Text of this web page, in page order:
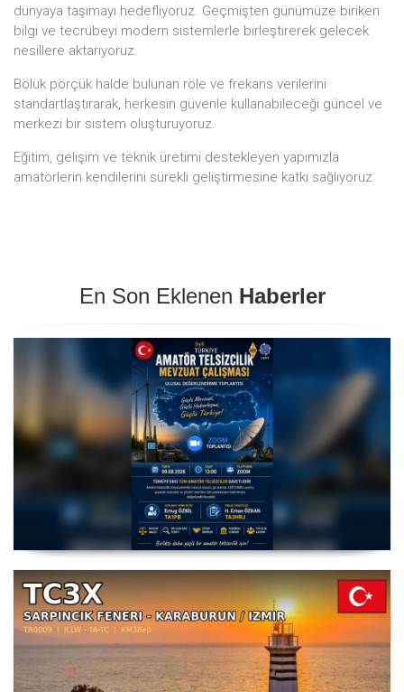
dünyaya taşımayı hedefliyoruz. Geçmişten günümüze biriken
bilgi ve tecrübeyi modern sistemlerle birleştirerek gelecek
nesillere aktarıyoruz.
Bölük pörçük halde bulunan röle ve frekans verilerini
standartlaştırarak, herkesin güvenle kullanabileceği güncel ve
merkezi bir sistem oluşturuyoruz.
Eğitim, gelişim ve teknik üretimi destekleyen yapımızla
amatörlerin kendilerini sürekli geliştirmesine katkı sağlıyoruz.
En Son Eklenen Haberler
Amatör Telsizcilik Mevzuat Çalışması